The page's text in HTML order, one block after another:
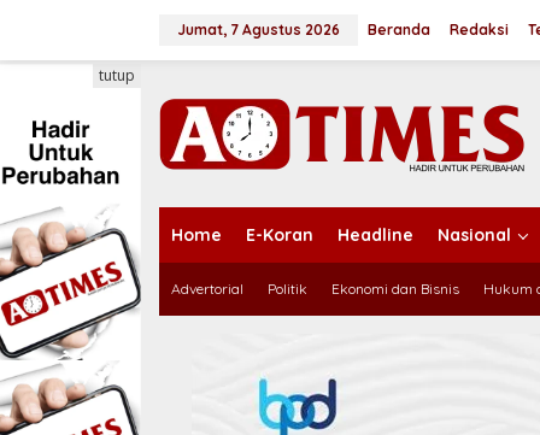
e
k
n
t
e
Jumat, 7 Agustus 2026 Beranda Redaksi
Home E-Koran Headline Nasional
Advertorial Politik Ekonomi dan Bisnis Hukum
tutup